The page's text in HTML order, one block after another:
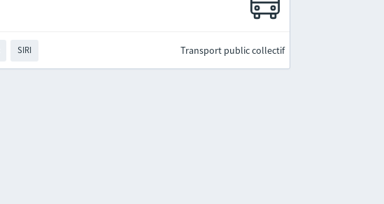
SIRI Transport public collectif